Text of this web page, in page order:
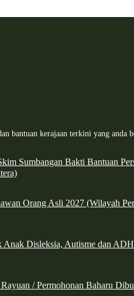
bantuan kerajaan terkini yang anda
Sumbangan Bakti Bantuan
Orang Asli 2027 (Wilayah
Anak Disleksia, Autisme dan
/ Permohonan Baharu